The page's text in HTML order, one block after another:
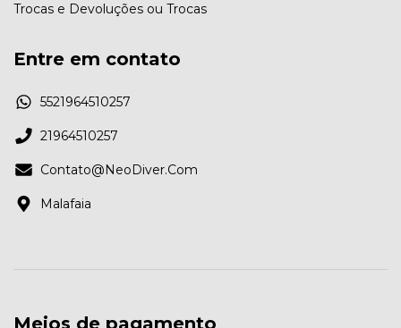
Trocas e Devoluções ou Trocas
Entre em contato
5521964510257
21964510257
Contato@NeoDiver.Com
Malafaia
Meios de pagamento